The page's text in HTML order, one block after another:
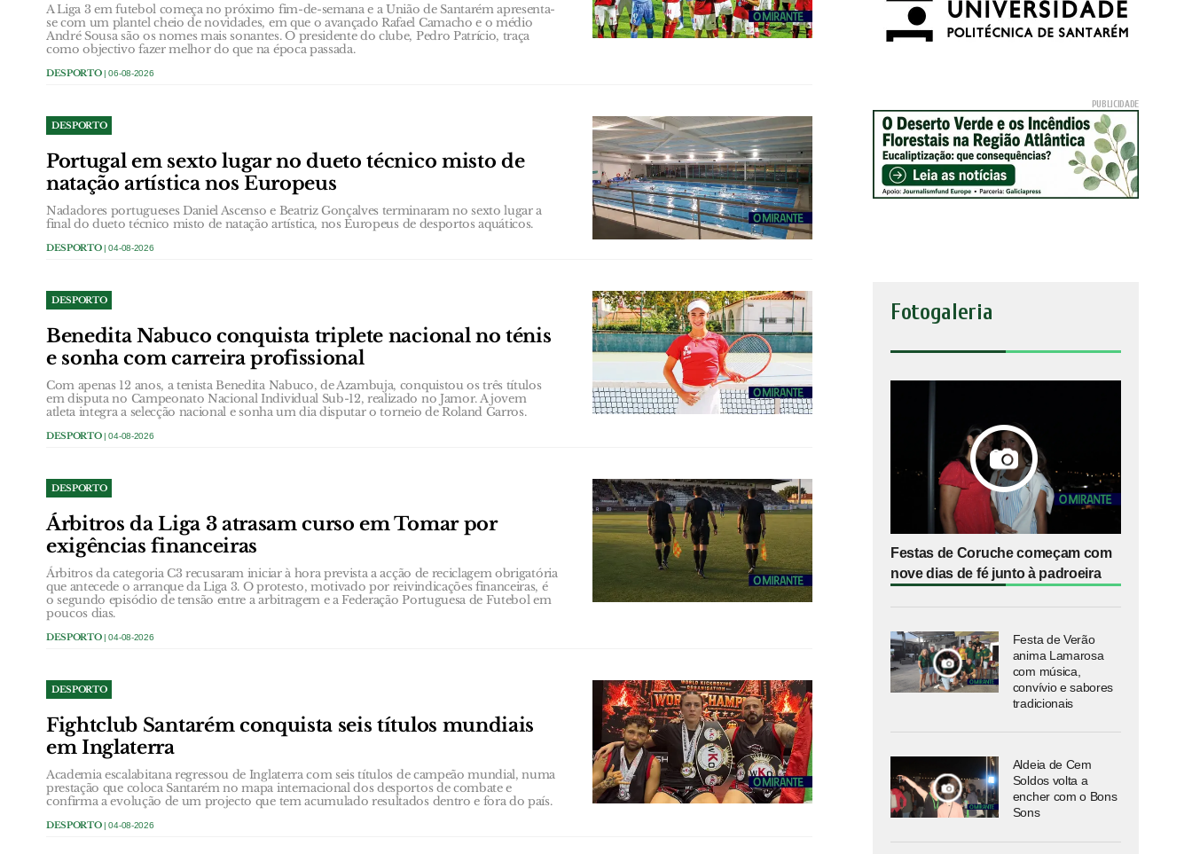
A Liga 3 em futebol começa no próximo fim-de-semana e a União de Santarém apresenta-
se com um plantel cheio de novidades, em que o avançado Rafael Camacho e o médio
André Sousa são os nomes mais sonantes. O presidente do clube, Pedro Patrício, traça
como objectivo fazer melhor do que na época passada.
DESPORTO| 06-08-2026
DESPORTO
Portugal em sexto lugar no dueto técnico misto de
natação artística nos Europeus
Nadadores portugueses Daniel Ascenso e Beatriz Gonçalves terminaram no sexto lugar a
final do dueto técnico misto de natação artística, nos Europeus de desportos aquáticos.
DESPORTO| 04-08-2026
DESPORTO
Benedita Nabuco conquista triplete nacional no ténis
e sonha com carreira profissional
Com apenas 12 anos, a tenista Benedita Nabuco, de Azambuja, conquistou os três títulos
em disputa no Campeonato Nacional Individual Sub-12, realizado no Jamor. A jovem
atleta integra a selecção nacional e sonha um dia disputar o torneio de Roland Garros.
DESPORTO| 04-08-2026
DESPORTO
Árbitros da Liga 3 atrasam curso em Tomar por
exigências financeiras
Árbitros da categoria C3 recusaram iniciar à hora prevista a acção de reciclagem obrigatória
que antecede o arranque da Liga 3. O protesto, motivado por reivindicações financeiras, é
o segundo episódio de tensão entre a arbitragem e a Federação Portuguesa de Futebol em
poucos dias.
DESPORTO| 04-08-2026
DESPORTO
Fightclub Santarém conquista seis títulos mundiais
em Inglaterra
Academia escalabitana regressou de Inglaterra com seis títulos de campeão mundial, numa
prestação que coloca Santarém no mapa internacional dos desportos de combate e
confirma a evolução de um projecto que tem acumulado resultados dentro e fora do país.
DESPORTO| 04-08-2026
Fotogaleria
Festas de Coruche começam com
nove dias de fé junto à padroeira
Festa de Verão
anima Lamarosa
com música,
convívio e sabores
tradicionais
Aldeia de Cem
Soldos volta a
encher com o Bons
Sons